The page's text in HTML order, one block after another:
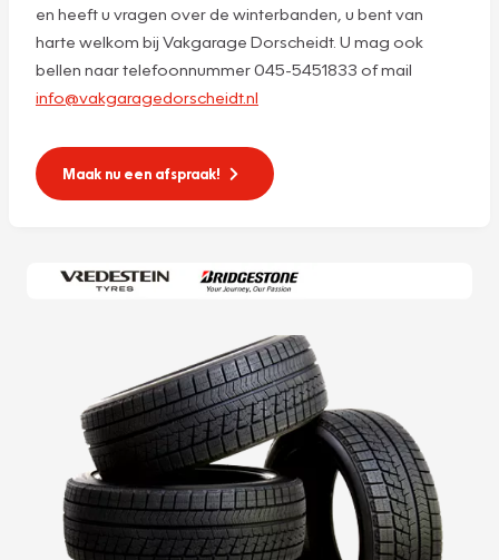
en heeft u vragen over de winterbanden, u bent van
harte welkom bij Vakgarage Dorscheidt. U mag ook
bellen naar telefoonnummer 045-5451833 of mail
info@vakgaragedorscheidt.nl
Maak nu een afspraak!